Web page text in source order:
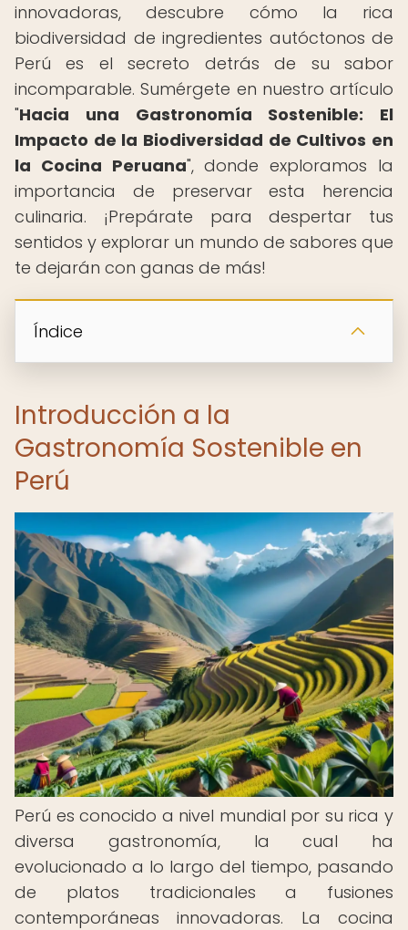
innovadoras, descubre cómo la rica
biodiversidad de ingredientes autóctonos de
Perú es el secreto detrás de su sabor
incomparable. Sumérgete en nuestro artículo
"Hacia una Gastronomía Sostenible: El
Impacto de la Biodiversidad de Cultivos en
la Cocina Peruana", donde exploramos la
importancia de preservar esta herencia
culinaria. ¡Prepárate para despertar tus
sentidos y explorar un mundo de sabores que
te dejarán con ganas de más!
Índice
Introducción a la
Gastronomía Sostenible en
Perú
Perú es conocido a nivel mundial por su rica y
diversa gastronomía, la cual ha
evolucionado a lo largo del tiempo, pasando
de platos tradicionales a fusiones
contemporáneas innovadoras. La cocina